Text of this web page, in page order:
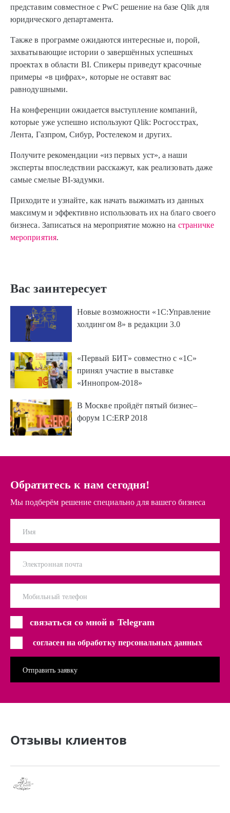
представим совместное с PwC решение на базе Qlik для
юридического департамента.
Также в программе ожидаются интересные и, порой,
захватывающие истории о завершённых успешных
проектах в области BI. Спикеры приведут красочные
примеры «в цифрах», которые не оставят вас
равнодушными.
На конференции ожидается выступление компаний,
которые уже успешно используют Qlik: Росгосстрах,
Лента, Газпром, Сибур, Ростелеком и других.
Получите рекомендации «из первых уст», а наши
эксперты впоследствии расскажут, как реализовать даже
самые смелые BI-задумки.
Приходите и узнайте, как начать выжимать из данных
максимум и эффективно использовать их на благо своего
бизнеса. Записаться на мероприятие можно на страничке
мероприятия.
Вас заинтересует
Новые возможности «1С:Управление
холдингом 8» в редакции 3.0
«Первый БИТ» совместно с «1С»
принял участие в выставке
«Иннопром-2018»
В Москве пройдёт пятый бизнес–
форум 1С:ERP 2018
Обратитесь к нам сегодня!
Мы подберём решение специально для вашего бизнеса
Имя
Электронная почта
Мобильный телефон
связаться со мной в Telegram
согласен на обработку персональных данных
Отзывы клиентов